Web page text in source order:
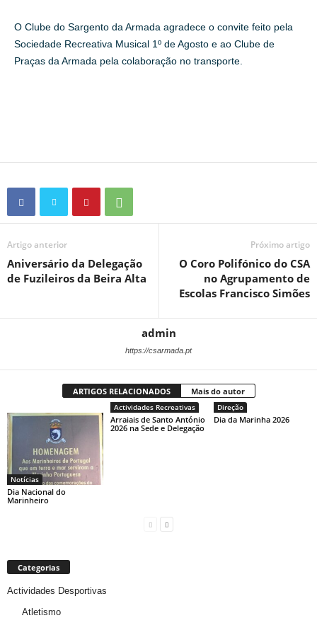
O Clube do Sargento da Armada agradece o convite feito pela
Sociedade Recreativa Musical 1º de Agosto e ao Clube de
Praças da Armada pela colaboração no transporte.
Artigo anterior
Aniversário da Delegação
de Fuzileiros da Beira Alta
Próximo artigo
O Coro Polifónico do CSA
no Agrupamento de
Escolas Francisco Simões
admin
https://csarmada.pt
ARTIGOS RELACIONADOS Mais do autor
Notícias
Dia Nacional do
Marinheiro
Actividades Recreativas
Arraiais de Santo António
2026 na Sede e Delegação
Direção
Dia da Marinha 2026
Categorias
Actividades Desportivas
Atletismo